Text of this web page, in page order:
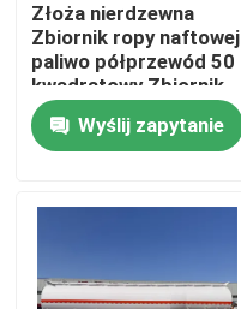
Dom
Filmy
Złoża nierdzewna
Zbiornik ropy naftowej
paliwo półprzewód 50
kwadratowy Zbiornik
płynny Ciężarówka
pojazd transportowy
Wyślij zapytanie